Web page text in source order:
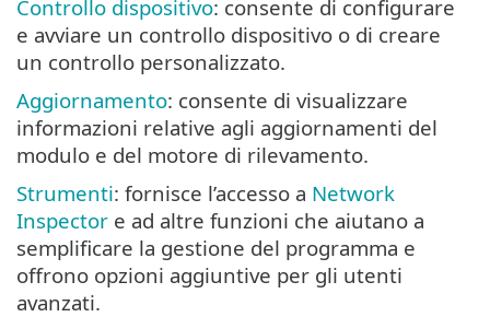
Controllo dispositivo: consente di configurare
e avviare un controllo dispositivo o di creare
un controllo personalizzato.
Aggiornamento: consente di visualizzare
informazioni relative agli aggiornamenti del
modulo e del motore di rilevamento.
Strumenti: fornisce l’accesso a Network
Inspector e ad altre funzioni che aiutano a
semplificare la gestione del programma e
offrono opzioni aggiuntive per gli utenti
avanzati.